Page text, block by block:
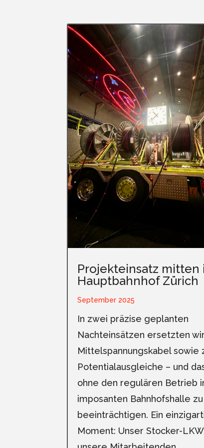
Projekteinsatz mitten
Hauptbahnhof Zürich
September 2025
In zwei präzise geplanten
Nachteinsätzen ersetzten
Mittelspannungskabel sowie
Potentialausgleiche – und
ohne den regulären Betrieb
imposanten Bahnhofshalle zu
beeinträchtigen. Ein
Moment: Unser Stocker-